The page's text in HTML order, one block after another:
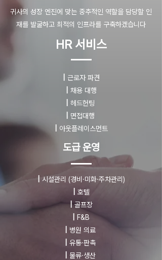
귀사의 성장 엔진에 맞는 중추적인 역할을 담당할 인
재를 발굴하고 최적의 인프라를 구축하겠습니다
HR 서비스
근로자 파견
채용 대행
헤드헌팅
면접대행
아웃플레이스먼트
도급 운영
시설관리 (경비·미화·주차관리)
호텔
|골프장
F&B
병원 의료
유통·판촉
물류·생산